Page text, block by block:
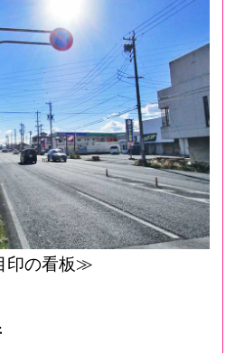
印の看板≫